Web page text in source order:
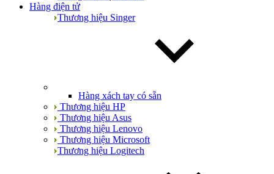
Hàng điện tử
Thương hiệu Singer
Hàng xách tay có sẵn
Thương hiệu HP
Thương hiệu Asus
Thương hiệu Lenovo
Thương hiệu Microsoft
Thương hiệu Logitech